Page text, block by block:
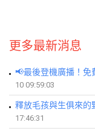
更多最新消息
📢最後登機廣播！免
10 09:59:03
釋放毛孩與生俱來的
17:46:31